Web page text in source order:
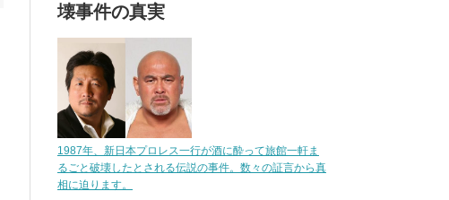
壊事件の真実
1987年、新日本プロレス一行が酒に酔って旅館一軒ま
るごと破壊したとされる伝説の事件。数々の証言から真
相に迫ります。